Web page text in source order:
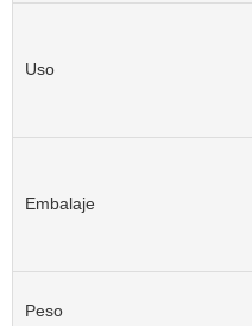
Uso
Embalaje
Peso